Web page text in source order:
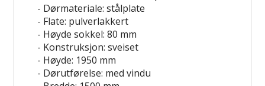
- Dørmateriale: stålplate
- Flate: pulverlakkert
- Høyde sokkel: 80 mm
- Konstruksjon: sveiset
- Høyde: 1950 mm
- Dørutførelse: med vindu